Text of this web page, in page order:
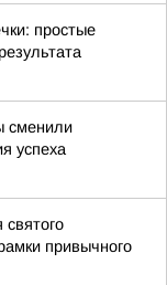
простые
сменили
успеха
привычного